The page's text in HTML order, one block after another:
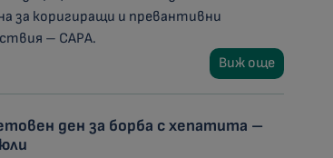
за коригиращи и превантивни
– CAPA.
Виж още
ден за борба с хепатита –